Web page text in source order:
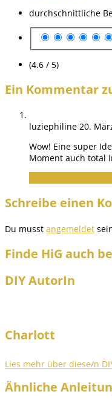
durchschnittliche
(4.6 / 5)
Ein Kommentar
luziephiline 20.
Wow! Eine super
Moment auch total
Schreibe einen
Du musst angemeldet
Finde HiG auch
DIY AutorIn
Charlott
Lies mehr über diese/n
Ähnliche